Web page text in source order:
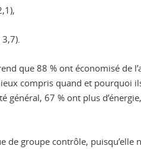
que 88 % ont économisé de
compris quand et pourquoi
général, 67 % ont plus
groupe contrôle,